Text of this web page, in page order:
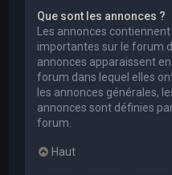
Que sont les annonces ?
Les annonces
importantes sur le forum
annonces apparaissent
forum dans lequel elles
les annonces générales,
annonces sont définies
forum.
Haut